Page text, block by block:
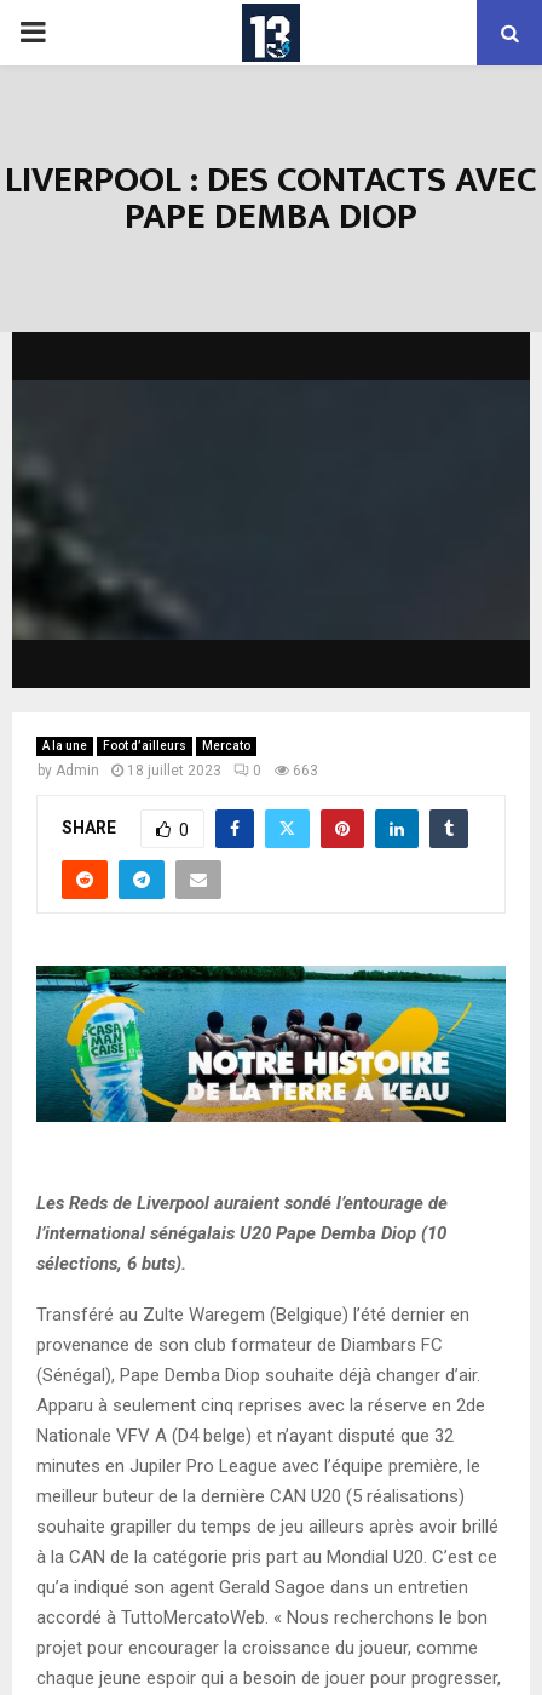
PRIMARY
LIVERPOOL : DES CONTACTS AVEC
PAPE DEMBA DIOP
A la une Foot d’ailleurs Mercato
by Admin 18 juillet 2023 0 663
SHARE 0
Les Reds de Liverpool auraient sondé l’entourage de
l’international sénégalais U20 Pape Demba Diop (10
sélections, 6 buts).
Transféré au Zulte Waregem (Belgique) l’été dernier en
provenance de son club formateur de Diambars FC
(Sénégal), Pape Demba Diop souhaite déjà changer d’air.
Apparu à seulement cinq reprises avec la réserve en 2de
Nationale VFV A (D4 belge) et n’ayant disputé que 32
minutes en Jupiler Pro League avec l’équipe première, le
meilleur buteur de la dernière CAN U20 (5 réalisations)
souhaite grapiller du temps de jeu ailleurs après avoir brillé
à la CAN de la catégorie pris part au Mondial U20. C’est ce
qu’a indiqué son agent Gerald Sagoe dans un entretien
accordé à TuttoMercatoWeb. « Nous recherchons le bon
projet pour encourager la croissance du joueur, comme
chaque jeune espoir qui a besoin de jouer pour progresser,